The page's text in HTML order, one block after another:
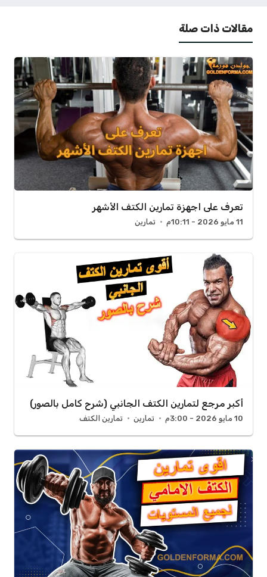
مقالات ذات صلة
تعرف على اجهزة تمارين الكتف الأشهر
11 مايو 2026 - 10:11م تمارين
أكبر مرجع لتمارين الكتف الجانبي (شرح كامل بالصور)
10 مايو 2026 - 3:00م تمارين تمارين الكتف